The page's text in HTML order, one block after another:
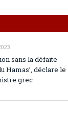
sans la défaite
Hamas’, déclare le
grec